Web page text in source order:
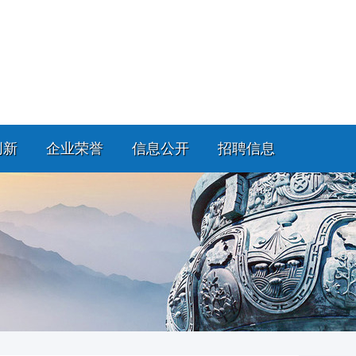
新 企业荣誉 信息公开 招聘信息